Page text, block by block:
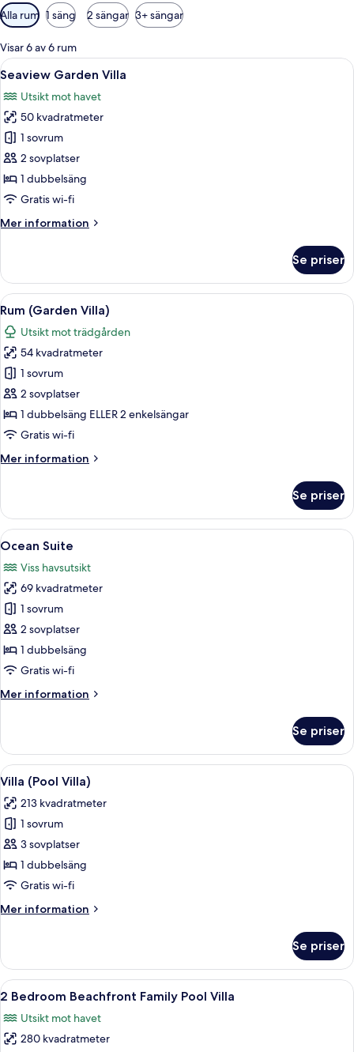
Tillgängliga
filter
för
rum
Alla rum 1 säng 2 sängar 3+ sängar
Visar 6 av 6 rum
Öppna
alla
foton
för
Seaview
Garden
Villa
Ett hotellrum med en stor säng, en
7
Seaview Garden Villa
Utsikt mot havet
50 kvadratmeter
1 sovrum
2 sovplatser
1 dubbelsäng
Gratis wi-fi
Mer information
Mer
Garden
Villa
Se priser
Öppna
alla
foton
för
Rum
(Garden
Villa)
Ett rymligt sovrum med en stor
9
Rum (Garden Villa)
Utsikt mot trädgården
54 kvadratmeter
1 sovrum
2 sovplatser
1 dubbelsäng ELLER 2 enkelsängar
Gratis wi-fi
Mer information
Mer
(Garden
Villa)
Se priser
Öppna
alla
foton
för
Ocean
Suite
Ett hotellrum med en stor säng, en
7
Ocean Suite
Viss havsutsikt
69 kvadratmeter
1 sovrum
2 sovplatser
1 dubbelsäng
Gratis wi-fi
Mer information
Mer
Suite
Se priser
Öppna
alla
foton
för
Villa
(Pool
Villa)
Ett sovrum med en säng, ett
8
Villa (Pool Villa)
213 kvadratmeter
1 sovrum
3 sovplatser
1 dubbelsäng
Gratis wi-fi
Mer information
Mer
(Pool
Villa)
Se priser
Öppna
alla
foton
för
Ett modernt hotellrum med trägolv,
13
2 Bedroom Beachfront Family Pool Villa
Utsikt mot havet
280 kvadratmeter